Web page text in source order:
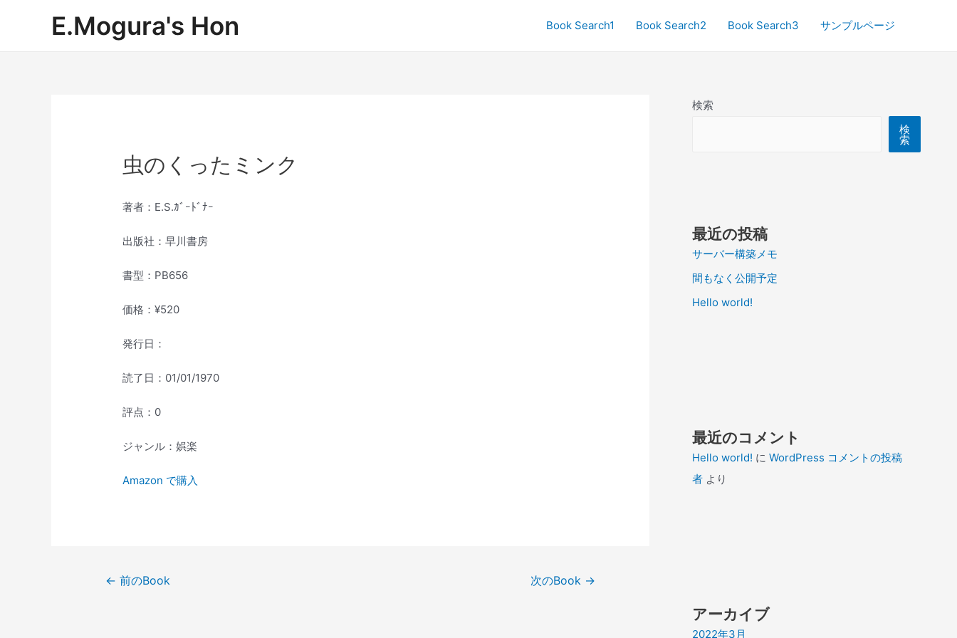
E.Mogura's Hon Book Search1 Book Search2 Book Search3 サンプルページ
虫のくったミンク
著者：E.S.ｶﾞｰﾄﾞﾅｰ
出版社：早川書房
書型：PB656
価格：¥520
発行日：
読了日：01/01/1970
評点：0
ジャンル：娯楽
Amazon で購入
← 前のBook 次のBook →
検索
検
索
最近の投稿
サーバー構築メモ
間もなく公開予定
Hello world!
最近のコメント
Hello world! に WordPress コメントの投稿
者 より
アーカイブ
2022年3月